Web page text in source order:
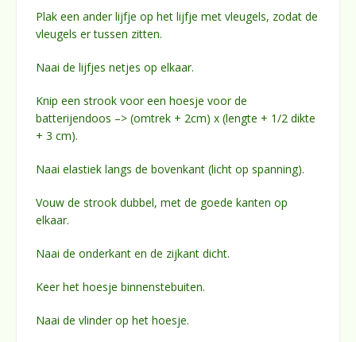
Plak een ander lijfje op het lijfje met vleugels, zodat de
vleugels er tussen zitten.
Naai de lijfjes netjes op elkaar.
Knip een strook voor een hoesje voor de
batterijendoos –> (omtrek + 2cm) x (lengte + 1/2 dikte
+ 3 cm).
Naai elastiek langs de bovenkant (licht op spanning).
Vouw de strook dubbel, met de goede kanten op
elkaar.
Naai de onderkant en de zijkant dicht.
Keer het hoesje binnenstebuiten.
Naai de vlinder op het hoesje.